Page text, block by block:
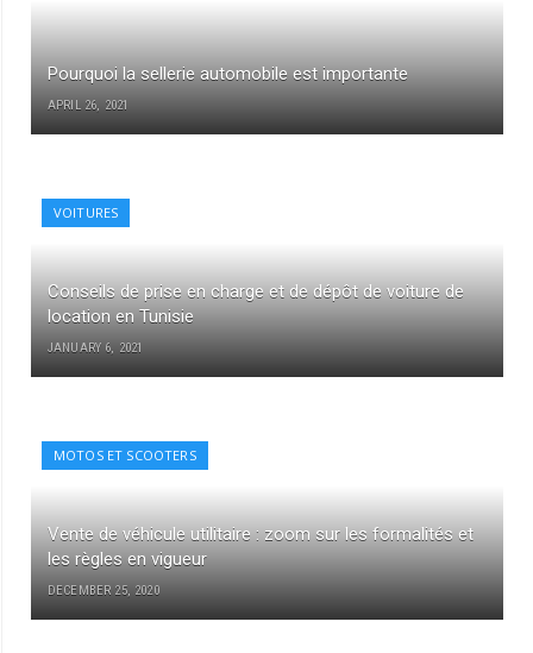
Pourquoi la sellerie automobile est importante
APRIL 26, 2021
VOITURES
Conseils de prise en charge et de dépôt de voiture de
location en Tunisie
JANUARY 6, 2021
MOTOS ET SCOOTERS
Vente de véhicule utilitaire : zoom sur les formalités et
les règles en vigueur
DECEMBER 25, 2020